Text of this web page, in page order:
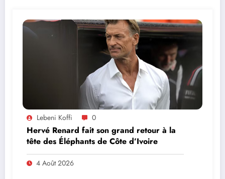
Lebeni Koffi 0
Hervé Renard fait son grand retour à la
tête des Éléphants de Côte d’Ivoire
4 Août 2026